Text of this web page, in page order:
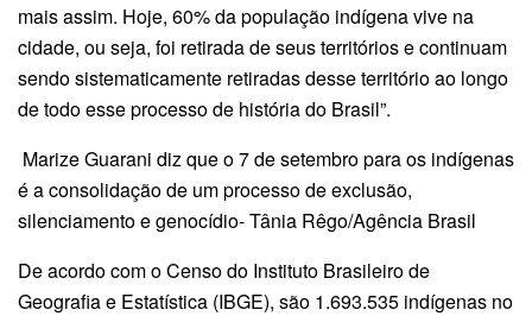
mais assim. Hoje, 60% da população indígena vive na
cidade, ou seja, foi retirada de seus territórios e continuam
sendo sistematicamente retiradas desse território ao longo
de todo esse processo de história do Brasil”.
Marize Guarani diz que o 7 de setembro para os indígenas
é a consolidação de um processo de exclusão,
silenciamento e genocídio- Tânia Rêgo/Agência Brasil
De acordo com o Censo do Instituto Brasileiro de
Geografia e Estatística (IBGE), são 1.693.535 indígenas no